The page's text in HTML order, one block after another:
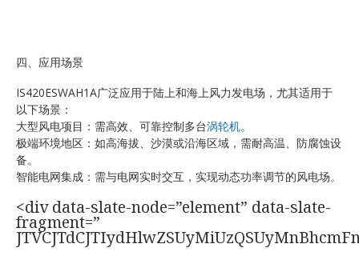
四、应用场景
IS420ESWAH1A广泛应用于陆上和海上风力发电场，尤其适用于
以下场景：
大型风电项目：需高效、可靠控制多台涡轮机。
极端环境地区：如高海拔、沙漠或沿海区域，需耐高温、防腐蚀设
备。
智能电网集成：需与电网实时交互，实现动态功率调节的风电场。
<div data-slate-node=”element” data-slate-
fragment=”